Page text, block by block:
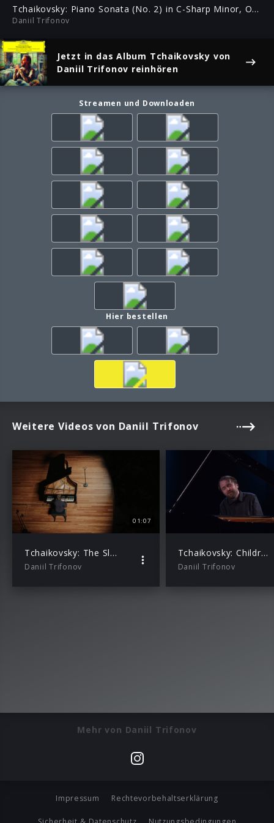
Tchaikovsky: Piano Sonata (No. 2) in C-Sharp Minor, Op. 80: II. Andante
Daniil Trifonov
Jetzt in das Album Tchaikovsky von
Daniil Trifonov reinhören
Streamen und Downloaden
Hier bestellen
Weitere Videos von Daniil Trifonov
01:07
Tchaikovsky: The Sleeping Beauty, Op. 66: V. Fairy of Silver
Daniil Trifonov
Tchaikovsky: Children’s Album, Op. 39: No. 21, Sweet Dreams
Daniil Trifonov
Mehr von Daniil Trifonov
Impressum Rechtevorbehaltserklärung